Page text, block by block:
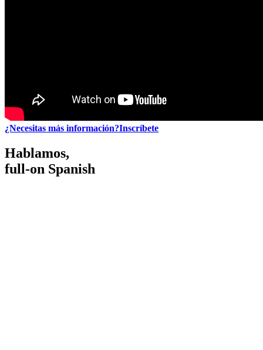
¿Necesitas más información?Inscríbete
Hablamos,
full-on Spanish